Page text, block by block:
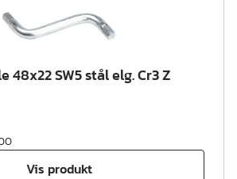
48x22 SW5 stål elg. Cr3 Z
Vis produkt